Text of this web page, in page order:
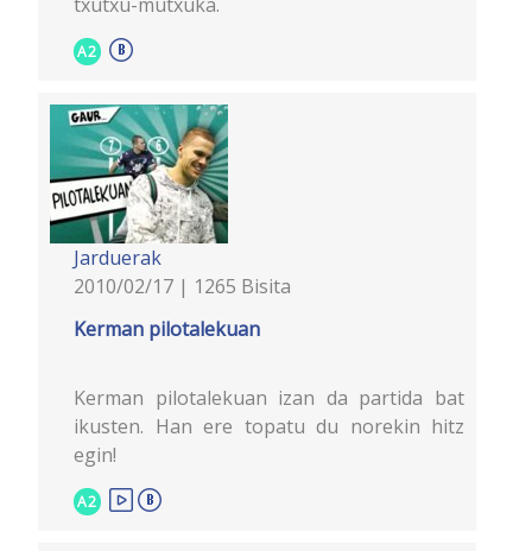
A2
Jarduerak
2010/02/17 | 1265 Bisita
Kerman pilotalekuan
Kerman pilotalekuan izan da partida bat
ikusten. Han ere topatu du norekin hitz
egin!
A2